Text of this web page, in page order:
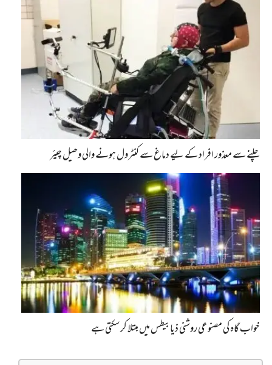
چلنے سے معذور افراد کے لیے دماغ سے کنٹرول ہونے والی وھیل چیئر
خواب گاہ کی مصنوعی روشنی ذیابیطس میں مبتلا کر سکتی ہے